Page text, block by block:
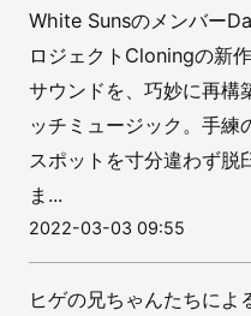
White Sunsのメンバー
ロジェクトCloningの新
サウンドを、巧妙に再構
ッチミュージック。手練
スポットを寸分違わず脱
ま...
2022-03-03 09:55
ヒゲの兄ちゃんたちによ